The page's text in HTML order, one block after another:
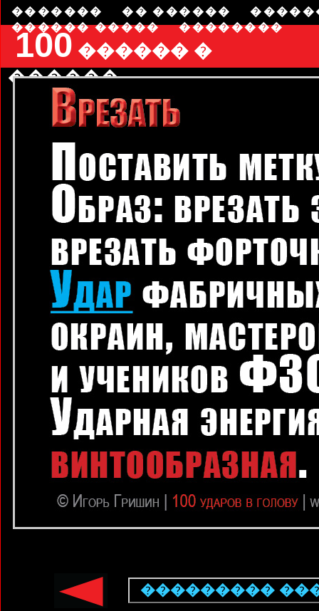
������� �� ������
������ �����
��������
100 ������ �
������
���������